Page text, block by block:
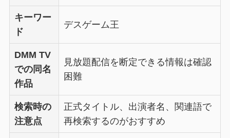
キーワー
ド
デスゲーム王
DMM TV
での同名
作品
見放題配信を断定できる情報は確認
困難
検索時の
注意点
正式タイトル、出演者名、関連語で
再検索するのがおすすめ